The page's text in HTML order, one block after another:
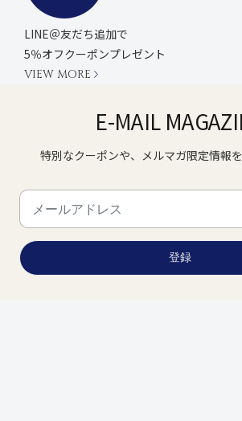
LINE＠友だち追加で
5％オフクーポンプレゼント
VIEW MORE
E-MAIL
特別なクーポンや、メルマガ限定情報を
登録